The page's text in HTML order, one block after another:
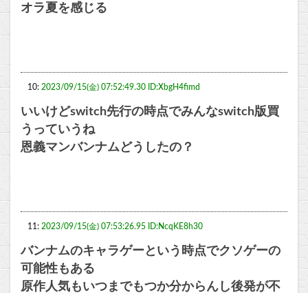
オラ夏を感じる
10: 2023/09/15(金) 07:52:49.30 ID:XbgH4fimd
いいけどswitch先行の時点でみんなswitch版買
うっていうね
恩義マンバンナムどうしたの？
11: 2023/09/15(金) 07:53:26.95 ID:NcqKE8h30
バンナムのキャラゲーという時点でクソゲーの
可能性もある
原作人気もいつまでもつか分からんし後発が不